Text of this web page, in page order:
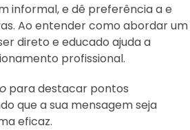
informal, e dê preferência a e
Ao entender como abordar um
direto e educado ajuda a
profissional.
para destacar pontos
que a sua mensagem seja
eficaz.